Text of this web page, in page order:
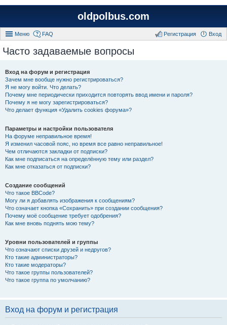
oldpolbus.com
Меню FAQ Вход
Регистрация
Часто задаваемые вопросы
Вход на форум и регистрация
Зачем мне вообще нужно регистрироваться?
Я не могу войти. Что делать?
Почему мне периодически приходится повторять ввод имени и пароля?
Почему я не могу зарегистрироваться?
Что делает функция «Удалить cookies форума»?
Параметры и настройки пользователя
На форуме неправильное время!
Я изменил часовой пояс, но время все равно неправильное!
Чем отличаются закладки от подписки?
Как мне подписаться на определённую тему или раздел?
Как мне отказаться от подписки?
Создание сообщений
Что такое BBCode?
Могу ли я добавлять изображения к сообщениям?
Что означает кнопка «Сохранить» при создании сообщения?
Почему моё сообщение требует одобрения?
Как мне вновь поднять мою тему?
Уровни пользователей и группы
Что означают списки друзей и недругов?
Кто такие администраторы?
Кто такие модераторы?
Что такое группы пользователей?
Что такое группа по умолчанию?
Вход на форум и регистрация